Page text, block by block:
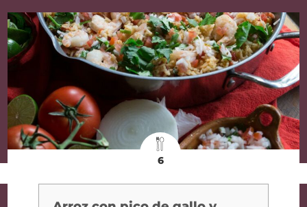
6